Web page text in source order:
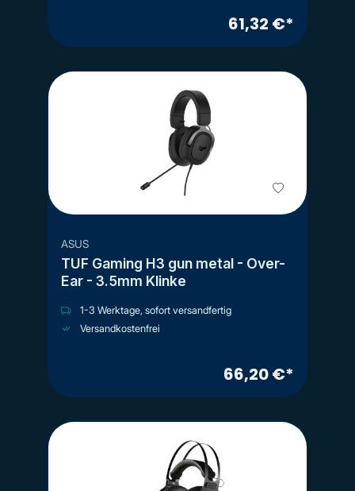
61,32 €*
ASUS
TUF Gaming H3 gun metal - Over-
Ear - 3.5mm Klinke
1-3 Werktage, sofort versandfertig
Versandkostenfrei
66,20 €*